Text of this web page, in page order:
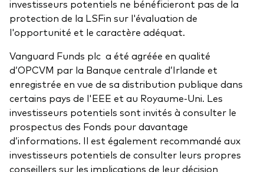
investisseurs potentiels ne bénéficieront pas de la
protection de la LSFin sur l'évaluation de
l'opportunité et le caractère adéquat.
Vanguard Funds plc a été agréée en qualité
d’OPCVM par la Banque centrale d’Irlande et
enregistrée en vue de sa distribution publique dans
certains pays de l'EEE et au Royaume-Uni. Les
investisseurs potentiels sont invités à consulter le
prospectus des Fonds pour davantage
d’informations. Il est également recommandé aux
investisseurs potentiels de consulter leurs propres
conseillers sur les implications de leur décision